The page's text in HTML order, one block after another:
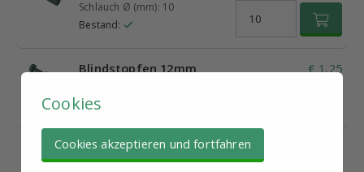
Schlauch Ø (mm): 10
Bestand:
Blindstopfen 12mm
Bestand:
€ 1,25
Cookies
Cookies akzeptieren und fortfahren